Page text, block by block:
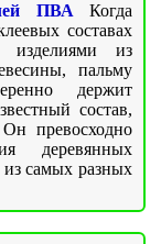
ПВА Когда
составах
из
пальму
держит
состав,
превосходно
деревянных
из самых разных